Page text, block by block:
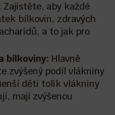
Zajistěte, aby každé
bílkovin, zdravých
a to jak pro
bílkoviny: Hlavně
zvýšený podíl vlákniny
děti tolik vlákniny
mají zvýšenou